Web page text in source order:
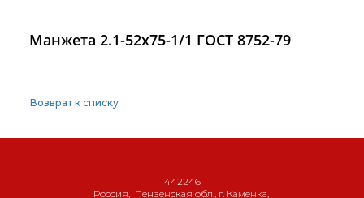
Манжета 2.1-52х75-1/1 ГОСТ 8752-79
Возврат к списку
442246
Россия, Пензенская обл., г. Каменка,